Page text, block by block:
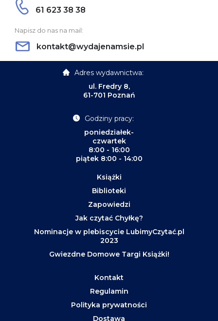
61 623 38 38
Napisz do nas na mail:
kontakt@wydajenamsie.pl
Adres wydawnictwa:
ul. Fredry 8,
61-701 Poznań
Godziny pracy:
poniedziałek-
czwartek
8:00 - 16:00
piątek 8:00 - 14:00
Książki
Biblioteki
Zapowiedzi
Jak czytać Chyłkę?
Nominacje w plebiscycie LubimyCzytać.pl
2023
Gwiezdne Domowe Targi Książki!
Kontakt
Regulamin
Polityka prywatności
Dostawa